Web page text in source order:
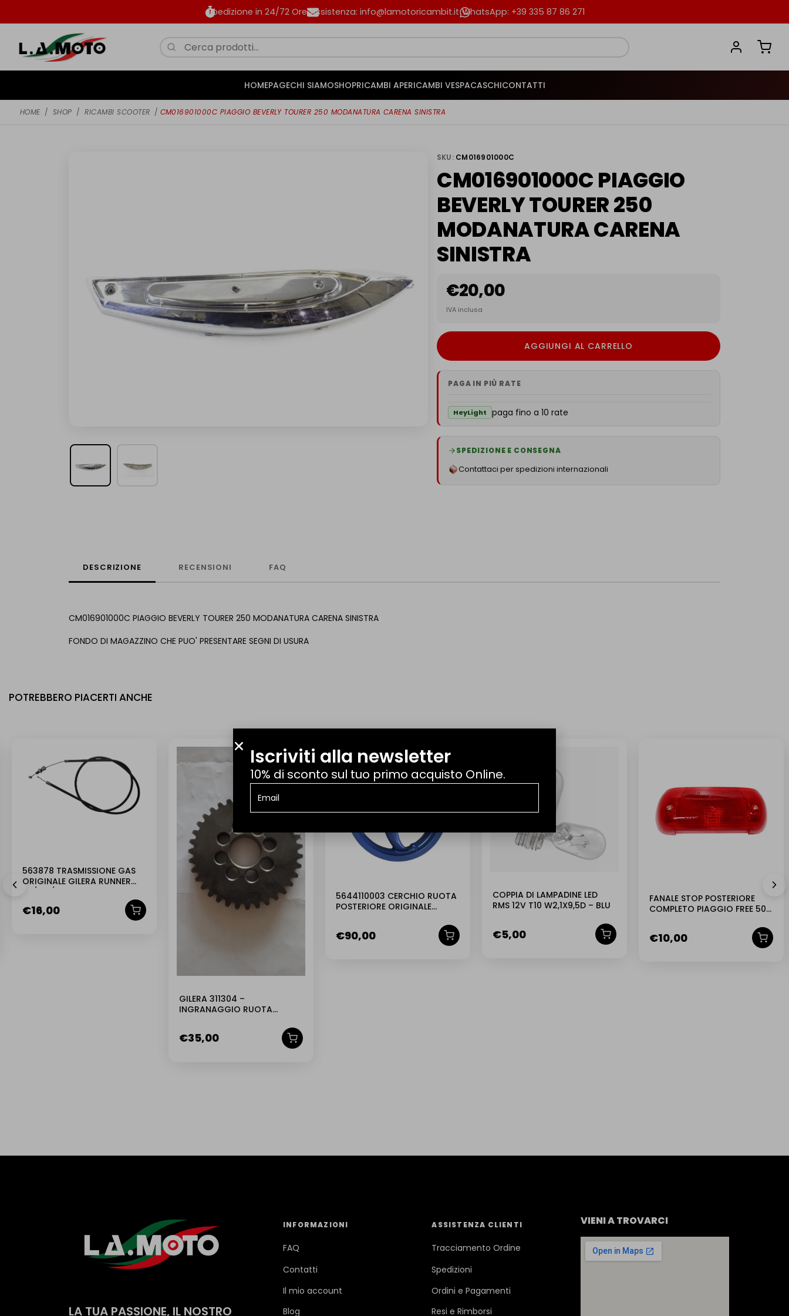
Spedizione in 24/72 Ore Assistenza: info@lamotoricambit.it WhatsApp: +39 335 87 86 271
HOMEPAGECHI SIAMOSHOPRICAMBI APERICAMBI VESPACASCHICONTATTI
HOME / SHOP / RICAMBI SCOOTER / CM016901000C PIAGGIO BEVERLY TOURER 250 MODANATURA CARENA SINISTRA
SKU: CM016901000C
CM016901000C PIAGGIO
BEVERLY TOURER 250
MODANATURA CARENA
SINISTRA
€20,00
IVA inclusa
AGGIUNGI AL CARRELLO
PAGA IN PIÙ RATE
HeyLight paga fino a 10 rate
SPEDIZIONE E CONSEGNA
Contattaci per spedizioni internazionali
DESCRIZIONE RECENSIONI FAQ
CM016901000C PIAGGIO BEVERLY TOURER 250 MODANATURA CARENA SINISTRA
FONDO DI MAGAZZINO CHE PUO' PRESENTARE SEGNI DI USURA
POTREBBERO PIACERTI ANCHE
563878 TRASMISSIONE GAS
ORIGINALE GILERA RUNNER
€16,00
NUOVO
GILERA 311304 –
INGRANAGGIO RUOTA
DIAMETRO ESTERNO 72,3 MM
INTERNO 20 8 FORI DA 8 MM
€35,00
5644110003 CERCHIO RUOTA
POSTERIORE ORIGINALE
€90,00
COPPIA DI LAMPADINE LED
RMS 12V T10 W2,1X9,5D – BLU
€5,00
FANALE STOP POSTERIORE
COMPLETO PIAGGIO FREE 50
€10,00
LA TUA PASSIONE, IL NOSTRO
INFORMAZIONI
FAQ
Contatti
Il mio account
Blog
ASSISTENZA CLIENTI
Tracciamento Ordine
Spedizioni
Ordini e Pagamenti
Resi e Rimborsi
VIENI A TROVARCI
Iscriviti alla newsletter
10% di sconto sul tuo primo acquisto Online.